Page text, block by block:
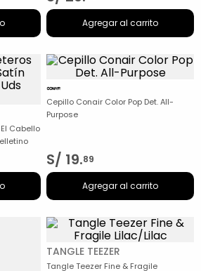
Agregar al carrito
Cabello
Cepillo Conair Color Pop Det. All-
Purpose
S/ 19.89
Agregar al carrito
TANGLE TEEZER
Tangle Teezer Fine & Fragile